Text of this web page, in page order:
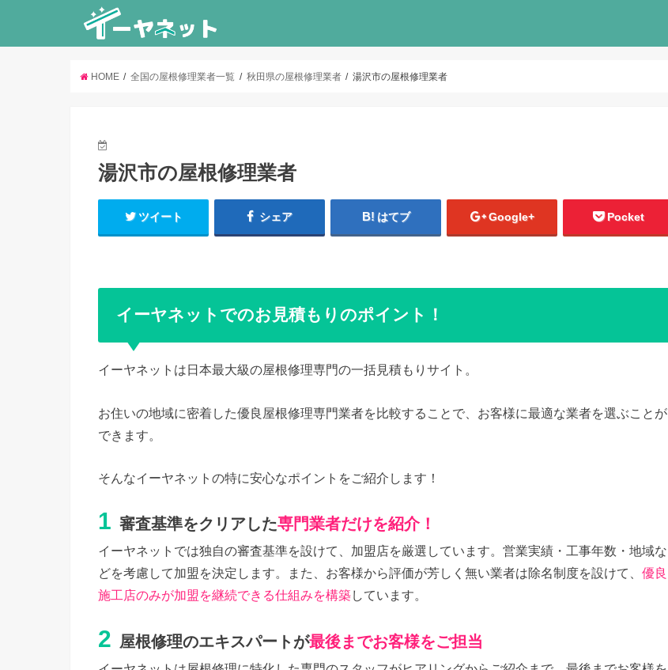
HOME 全国の屋根修理業者一覧 秋田県の屋根修理業者 湯沢市の屋根修理業者
湯沢市の屋根修理業者
ツイート シェア はてブ Google+ Pocket
イーヤネットでのお見積もりのポイント！
イーヤネットは日本最大級の屋根修理専門の一括見積もりサイト。
お住いの地域に密着した優良屋根修理専門業者を比較することで、お客様に最適な業者を選ぶことが
できます。
そんなイーヤネットの特に安心なポイントをご紹介します！
1 審査基準をクリアした専門業者だけを紹介！
イーヤネットでは独自の審査基準を設けて、加盟店を厳選しています。営業実績・工事年数・地域な
どを考慮して加盟を決定します。また、お客様から評価が芳しく無い業者は除名制度を設けて、 優良
施工店のみが加盟を継続できる仕組みを構築しています。
2 屋根修理のエキスパートが最後までお客様をご担当